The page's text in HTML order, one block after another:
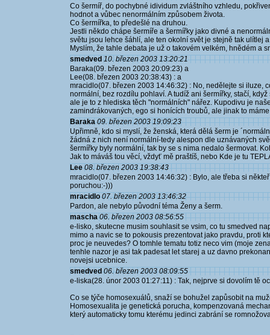
Co šermíř, do pochybné idividum zvláštního vzhledu,
hodnot a vůbec nenormálním způsobem života.
Co šermířka, to předešlé na druhou.
Jestli někdo chápe šermíře a šermířky jako divné a
světu jsou lehce šáhlí, ale ten okolní svět je stejně tak ulítlej
Myslím, že tahle debata je už o takovém velkém, hnědém a
smedved 10. březen 2003 13:20:21
Baraka(09. březen 2003 20:09:23) a
Lee(08. březen 2003 20:38:43) : a
mracidlo(07. březen 2003 14:46:32) : No, nedělejte si iluze,
normální, bez rozdílu pohlaví. A tudíž ani šermířky, stačí,
ale je to z hlediska těch "normálních" nářez. Kupodivu je
zamindrákovaných, ego si honících troubů, ale jinak to
Baraka 09. březen 2003 19:09:23
Upřimně, kdo si myslí, že ženská, která dělá šerm je
žádná z nich není normální-tedy alespon dle uznávaných
šermířky byly normální, tak by se s nima nedalo šermovat.
Jak to máváš tou věcí, vždyť mě praštíš, nebo Kde je tu
Lee 08. březen 2003 19:38:43
mracidlo(07. březen 2003 14:46:32) : Bylo, ale třeba si
poruchou:-)))
mracidlo 07. březen 2003 13:46:32
Pardon, ale nebylo původní téma Ženy a šerm.
mascha 06. březen 2003 08:56:55
e-lisko, skutecne musim souhlasit se vsim, co tu smedved
mimo a navic se to pokousis prezentovat jako pravdu, proti
proc je neuvedes? O tomhle tematu totiz neco vim (moje
tenhle nazor je asi tak padesat let starej a uz davno
novejsi ucebnice.
smedved 06. březen 2003 08:09:55
e-liska(28. únor 2003 01:27:11) : Tak, nejprve si dovolím tě
Co se týče homosexuálů, snaží se bohužel zapůsobit na
Homosexualita je genetická porucha, kompenzovaná
který automaticky tomu kterému jedinci zabrání se